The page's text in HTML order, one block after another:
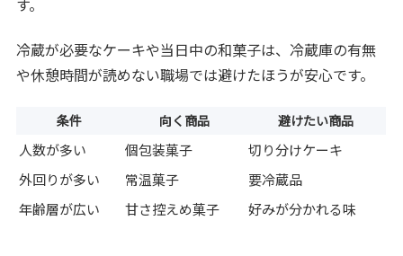
冷蔵が必要なケーキや当日中の和菓子は、冷蔵庫の有無
や休憩時間が読めない職場では避けたほうが安心です。
条件 向く商品 避けたい商品
人数が多い 個包装菓子
切り分けケーキ
外回りが多い
常温菓子
要冷蔵品
年齢層が広い
甘さ控えめ菓子 好みが分かれる味